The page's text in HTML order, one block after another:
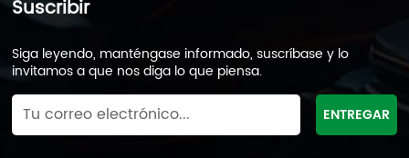
posición dominante. En general, aunque las baterías
de fosfato de hierro y litio y las baterías de iones de
sodio tienen ventajas en ciertos aspectos, las
baterías VRLA siguen siendo la principal opción para
los sistemas de energía de motocicletas en el
mercado actual. Con el desarrollo de la tecnología y
la madurez de las nuevas tecnologías de baterías, es
Suscribir
Siga leyendo, manténgase informado, suscríbase y lo
invitamos a que nos diga lo que piensa.